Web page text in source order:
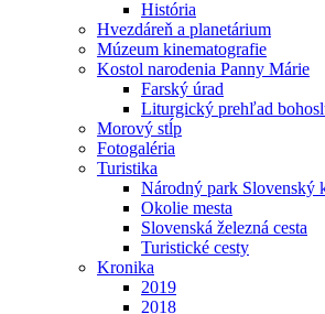
História
Hvezdáreň a planetárium
Múzeum kinematografie
Kostol narodenia Panny Márie
Farský úrad
Liturgický prehľad
Morový stĺp
Fotogaléria
Turistika
Národný park Slovenský
Okolie mesta
Slovenská železná cesta
Turistické cesty
Kronika
2019
2018